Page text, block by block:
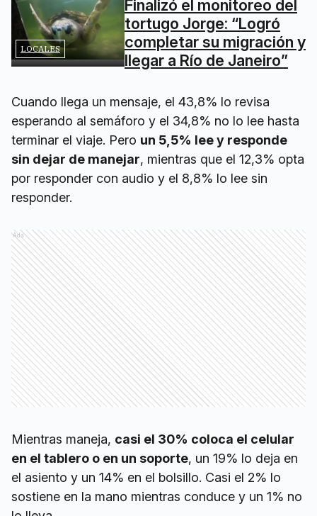
LOCALES
Finalizó el monitoreo del
tortugo Jorge: “Logró
completar su migración y
llegar a Río de Janeiro”
Cuando llega un mensaje, el 43,8% lo revisa
esperando al semáforo y el 34,8% no lo lee hasta
terminar el viaje. Pero un 5,5% lee y responde
sin dejar de manejar, mientras que el 12,3% opta
por responder con audio y el 8,8% lo lee sin
responder.
Ads
Mientras maneja, casi el 30% coloca el celular
en el tablero o en un soporte, un 19% lo deja en
el asiento y un 14% en el bolsillo. Casi el 2% lo
sostiene en la mano mientras conduce y un 1% no